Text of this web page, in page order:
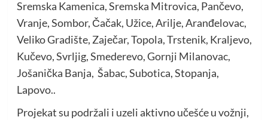
Sremska Kamenica, Sremska Mitrovica, Pančevo,
Vranje, Sombor, Čačak, Užice, Arilje, Aranđelovac,
Veliko Gradište, Zaječar, Topola, Trstenik, Kraljevo,
Kučevo, Svrljig, Smederevo, Gornji Milanovac,
Jošanička Banja, Šabac, Subotica, Stopanja,
Lapovo..
Projekat su podržali i uzeli aktivno učešće u vožnji,